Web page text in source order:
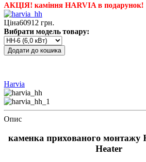
АКЦІЯ! каміння HARVIA в подарунок!
Ціна60912 грн.
Вибрати модель товару:
Harvia
Опис
каменка прихованого монтажу
Heater